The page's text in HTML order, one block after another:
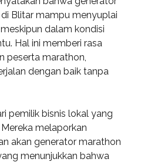
Blitar mampu menyuplai
dalam kondisi
Hal ini memberi rasa
peserta marathon,
dengan baik tanpa
pemilik bisnis lokal yang
melaporkan
akan generator marathon
menunjukkan bahwa